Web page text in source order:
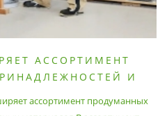
АССОРТИМЕНТ
И
ассортимент продуманных